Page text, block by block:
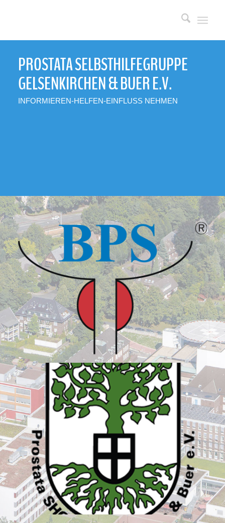
PROSTATA SELBSTHILFEGRUPPE
GELSENKIRCHEN&BUER E.V.
INFORMIEREN-HELFEN-EINFLUSS NEHMEN